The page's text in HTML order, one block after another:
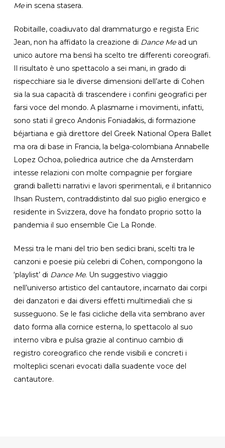
Mein scena stasera.
Robitaille, coadiuvato dal drammaturgo e regista Eric
Jean, non ha affidato la creazione di Dance Me ad un
unico autore ma bensì ha scelto tre differenti coreografi.
Il risultato è uno spettacolo a sei mani, in grado di
rispecchiare sia le diverse dimensioni dell’arte di Cohen
sia la sua capacità di trascendere i confini geografici per
farsi voce del mondo. A plasmarne i movimenti, infatti,
sono stati il greco Andonis Foniadakis, di formazione
béjartiana e già direttore del Greek National Opera Ballet
ma ora di base in Francia, la belga-colombiana Annabelle
Lopez Ochoa, poliedrica autrice che da Amsterdam
intesse relazioni con molte compagnie per forgiare
grandi balletti narrativi e lavori sperimentali, e il britannico
Ihsan Rustem, contraddistinto dal suo piglio energico e
residente in Svizzera, dove ha fondato proprio sotto la
pandemia il suo ensemble Cie La Ronde.
Messi tra le mani del trio ben sedici brani, scelti tra le
canzoni e poesie più celebri di Cohen, compongono la
‘playlist’ di Dance Me. Un suggestivo viaggio
nell’universo artistico del cantautore, incarnato dai corpi
dei danzatori e dai diversi effetti multimediali che si
susseguono. Se le fasi cicliche della vita sembrano aver
dato forma alla cornice esterna, lo spettacolo al suo
interno vibra e pulsa grazie al continuo cambio di
registro coreografico che rende visibili e concreti i
molteplici scenari evocati dalla suadente voce del
cantautore.